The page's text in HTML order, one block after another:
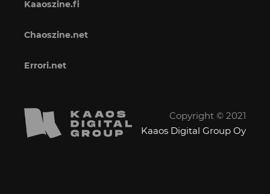
Kaaoszine.fi
Chaoszine.net
Errori.net
Copyright © 2021
Kaaos Digital Group Oy